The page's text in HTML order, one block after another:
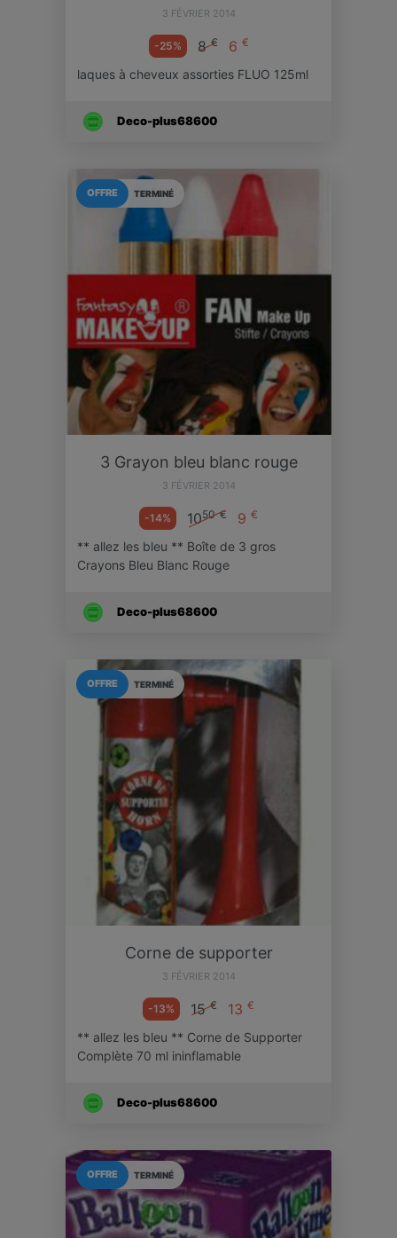
3 FÉVRIER 2014
-25% 8€ 6 €
laques à cheveux assorties FLUO 125ml
Deco-plus68600
TERMINÉ
OFFRE
3 Grayon bleu blanc rouge
3 FÉVRIER 2014
-14% 1050 € 9 €
** allez les bleu ** Boîte de 3 gros
Crayons Bleu Blanc Rouge
Deco-plus68600
TERMINÉ
OFFRE
Corne de supporter
3 FÉVRIER 2014
-13% 15€ 13 €
** allez les bleu ** Corne de Supporter
Complète 70 ml ininflamable
Deco-plus68600
TERMINÉ
OFFRE